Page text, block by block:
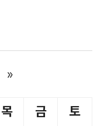
»
목 금 토